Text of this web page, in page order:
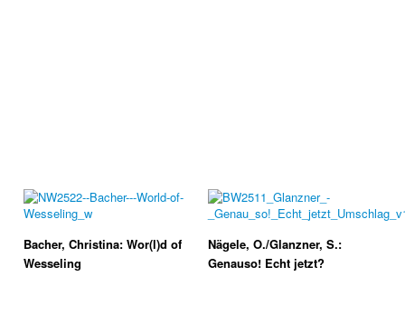
Bacher, Christina: Wor(l)d of
Wesseling
Nägele, O./Glanzner, S.:
Genauso! Echt jetzt?